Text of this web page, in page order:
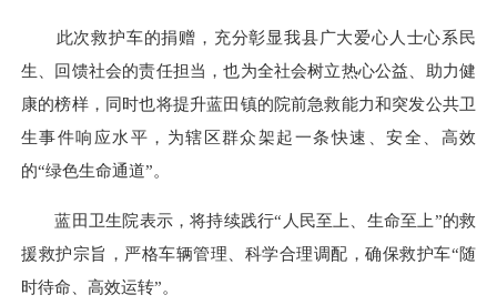
此次救护车的捐赠，充分彰显我县广大爱心人士心系民
生、回馈社会的责任担当，也为全社会树立热心公益、助力健
康的榜样，同时也将提升蓝田镇的院前急救能力和突发公共卫
生事件响应水平，为辖区群众架起一条快速、安全、高效
的“绿色生命通道”。
蓝田卫生院表示，将持续践行“人民至上、生命至上”的救
援救护宗旨，严格车辆管理、科学合理调配，确保救护车“随
时待命、高效运转”。